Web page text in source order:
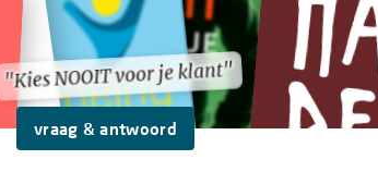
"Kies NOOIT voor je klant"
"Kies NOOIT voor je klant"
vraag & antwoord